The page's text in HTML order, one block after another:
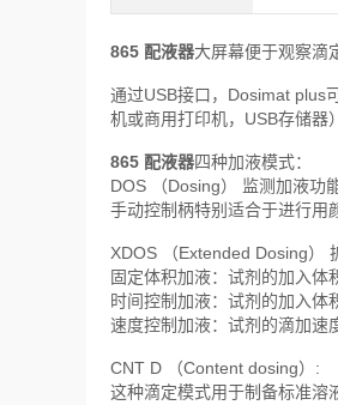
865 配液器大屏幕便于观察滴
通过USB接口，Dosimat plus
机或商用打印机，USB存储器
865 配液器四种加液模式：
DOS （Dosing） 监测加液功
手动控制柄特别适合于进行用
XDOS （Extended Dosing）
固定体积加液：试剂的加入体
时间控制加液：试剂的加入体
速度控制加液：试剂的滴加速
CNT D （Content dosing）:
这种滴定模式用于制备标准溶